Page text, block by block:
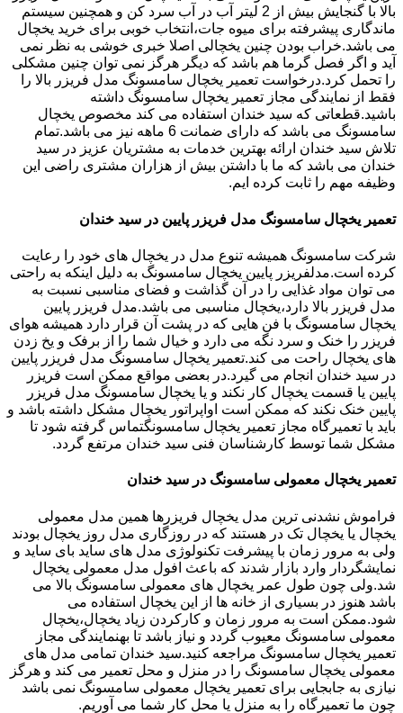
بالا با گنجایش بیش از 2 لیتر آب در آب سرد کن و همچنین سیستم
ماندگاری پیشرفته برای میوه جات،انتخاب خوبی برای خرید یخچال
می باشد.خراب بودن چنین یخچالی اصلا خبری خوشی به نظر نمی
آید و اگر فصل گرما هم باشد که دیگر هرگز نمی توان چنین مشکلی
را تحمل کرد.درخواست تعمیر یخچال سامسونگ مدل فریزر بالا را
فقط از نمایندگی مجاز تعمیر یخچال سامسونگ داشته
باشید.قطعاتی که سید خندان استفاده می کند مخصوص یخچال
سامسونگ می باشد که دارای ضمانت 6 ماهه نیز می باشد.تمام
تلاش سید خندان ارائه بهترین خدمات به مشتریان عزیز در سید
خندان می باشد که ما با داشتن بیش از هزاران مشتری راضی این
وظیفه مهم را ثابت کرده ایم.
تعمیر یخچال سامسونگ مدل فریزر پایین در سید خندان
شرکت سامسونگ همیشه تنوع مدل در یخچال های خود را رعایت
کرده است.مدلفریزر پایین یخچال سامسونگ به دلیل اینکه به راحتی
می توان مواد غذایی را در آن گذاشت و فضای مناسبی نسبت به
مدل فریزر بالا دارد،یخچال مناسبی می باشد.مدل فریزر پایین
یخچال سامسونگ با فن هایی که در پشت آن قرار دارد همیشه هوای
فریزر را خنک و سرد نگه می دارد و خیال شما را از برفک و یخ زدن
های یخچال راحت می کند.تعمیر یخچال سامسونگ مدل فریزر پایین
در سید خندان انجام می گیرد.در بعضی مواقع ممکن است فریزر
پایین یا قسمت یخچال کار نکند و یا یخچال سامسونگ مدل فریزر
پایین خنک نکند که ممکن است اواپراتور یخچال مشکل داشته باشد و
باید با تعمیرگاه مجاز تعمیر یخچال سامسونگتماس گرفته شود تا
مشکل شما توسط کارشناسان فنی سید خندان مرتفع گردد.
تعمیر یخچال معمولی سامسونگ در سید خندان
فراموش نشدنی ترین مدل یخچال فریزرها همین مدل معمولی
یخچال یا یخچال تک در هستند که در روزگاری مدل روز یخچال بودند
ولی به مرور زمان با پیشرفت تکنولوژی مدل های ساید بای ساید و
نمایشگردار وارد بازار شدند که باعث افول مدل معمولی یخچال
شد.ولی چون طول عمر یخچال های معمولی سامسونگ بالا می
باشد هنوز در بسیاری از خانه ها از این یخچال استفاده می
شود.ممکن است به مرور زمان و کارکردن زیاد یخچال،یخچال
معمولی سامسونگ معیوب گردد و نیاز باشد تا بهنمایندگی مجاز
تعمیر یخچال سامسونگ مراجعه کنید.سید خندان تمامی مدل های
معمولی یخچال سامسونگ را در منزل و محل تعمیر می کند و هرگز
نیازی به جابجایی برای تعمیر یخچال معمولی سامسونگ نمی باشد
چون ما تعمیرگاه را به منزل یا محل کار شما می آوریم.